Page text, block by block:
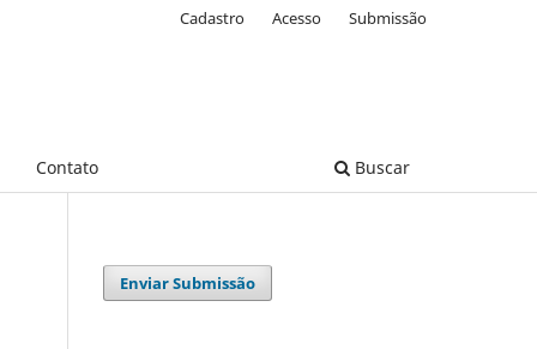
Contato Buscar
Cadastro Acesso Submissão
Enviar Submissão